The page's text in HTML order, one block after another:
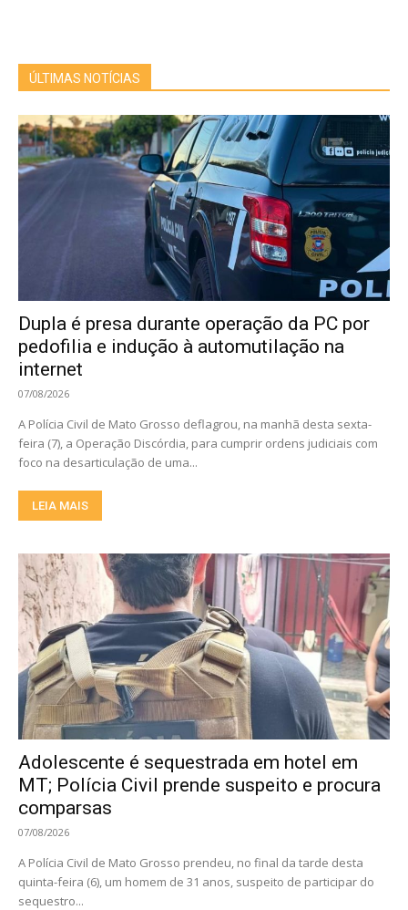
ÚLTIMAS NOTÍCIAS
Dupla é presa durante operação da PC por
pedofilia e indução à automutilação na
internet
07/08/2026
A Polícia Civil de Mato Grosso deflagrou, na manhã desta sexta-
feira (7), a Operação Discórdia, para cumprir ordens judiciais com
foco na desarticulação de uma...
LEIA MAIS
Adolescente é sequestrada em hotel em
MT; Polícia Civil prende suspeito e procura
comparsas
07/08/2026
A Polícia Civil de Mato Grosso prendeu, no final da tarde desta
quinta-feira (6), um homem de 31 anos, suspeito de participar do
sequestro...